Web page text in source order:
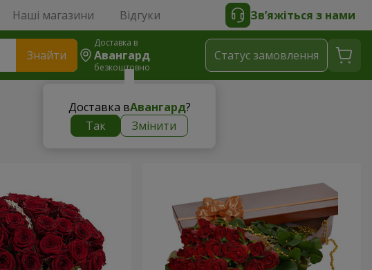
Наші магазини Відгуки Зв’яжіться з нами
Знайти
Доставка в
Авангард
безкоштовно
Доставка вАвангард?
Так
Змінити
Статус замовлення